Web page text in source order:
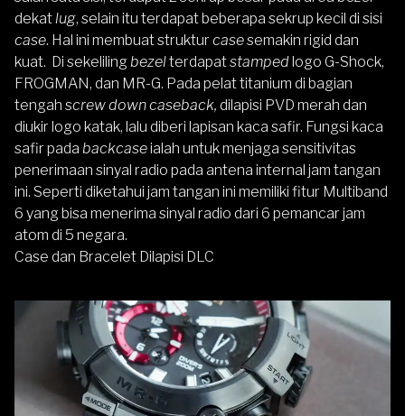
dekat lug, selain itu terdapat beberapa sekrup kecil di sisi
case. Hal ini membuat struktur casesemakin rigid dan
kuat. Di sekeliling bezelterdapatstampedlogo G-Shock,
FROGMAN, dan MR-G. Pada pelat titanium di bagian
tengah screw down caseback, dilapisi PVD merah dan
diukir logo katak, lalu diberi lapisan kaca safir. Fungsi kaca
safir pada backcaseialah untuk menjaga sensitivitas
penerimaan sinyal radio pada antena internal jam tangan
ini. Seperti diketahui jam tangan ini memiliki fitur Multiband
6 yang bisa menerima sinyal radio dari 6 pemancar jam
atom di 5 negara.
Case dan Bracelet Dilapisi DLC